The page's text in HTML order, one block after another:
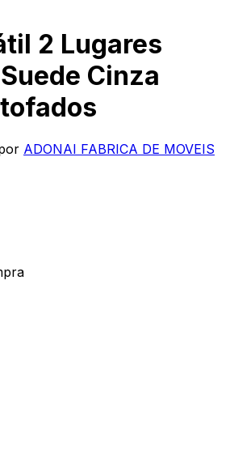
2 Lugares
Cinza
ADONAI FABRICA DE MOVEIS